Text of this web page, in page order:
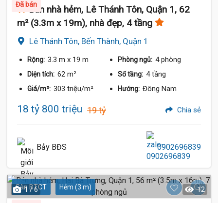
Đã bánBán nhà hẻm, Lê Thánh Tôn, Quận 1, 62
m² (3.3m x 19m), nhà đẹp, 4 tầng
Lê Thánh Tôn, Bến Thành, Quận 1
Rộng: 3.3 m x 19 m Phòng ngủ: 4 phòng
Diện tích: 62 m² Số tầng: 4 tầng
Giá/m²: 303 triệu/m² Hướng: Đông Nam
18 tỷ 800 triệu 19 tỷ Chia sẻ
Bảy BĐS 0902696839
Sàn BTCT Hẻm (3 m)
1 / 6 12